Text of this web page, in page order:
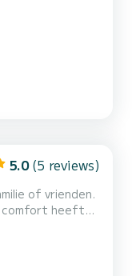
5.0 (5 reviews)
of vrienden.